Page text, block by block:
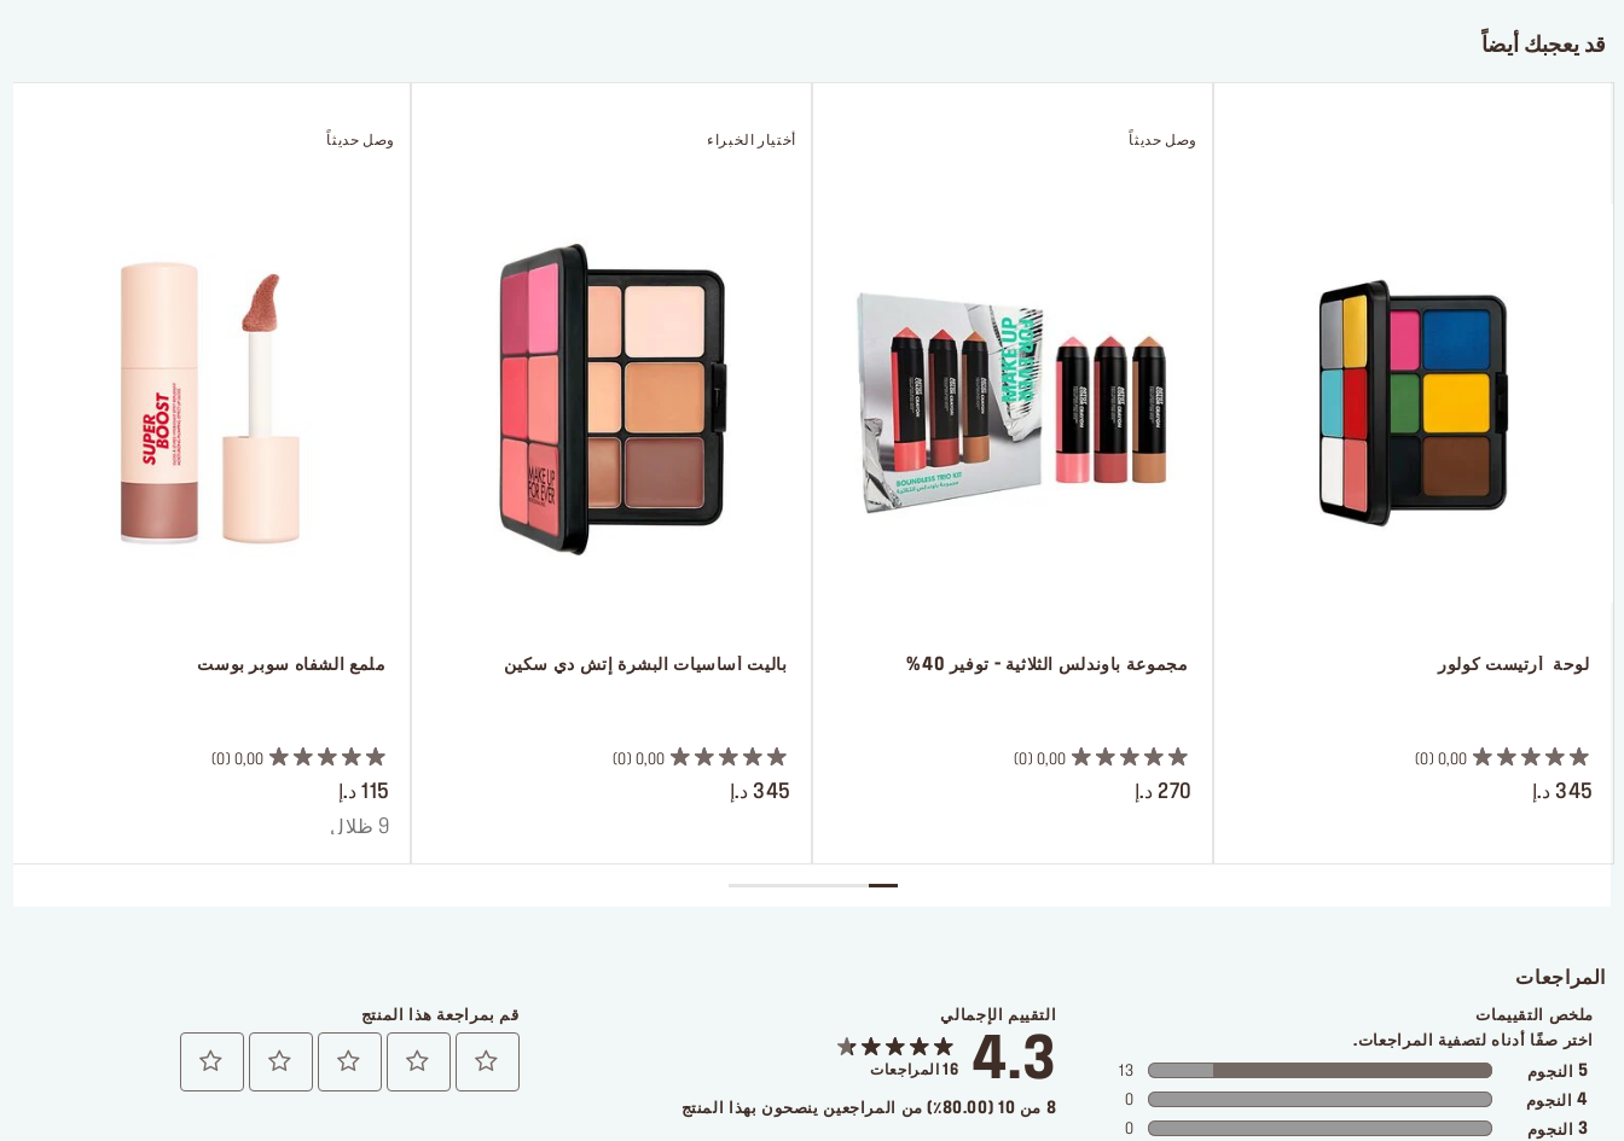
قد يعجبك أيضاً
وصل حديثاً
ملمع الشفاه سوبر بوست
0,00
0
115 د.إ
9 ظلال
أختيار الخبراء
باليت أساسيات البشرة إتش دي سكين
0,00
0
345 د.إ
وصل حديثاً
مجموعة باوندلس الثلاثية - توفير 40%
0,00
0
270 د.إ
لوحة  أرتيست كولور
0,00
0
345 د.إ
المراجعات
ملخص التقييمات
اختر صفًا أدناه لتصفية المراجعات.
5
النجوم 13
4 النجوم 0
3 النجوم 0
التقييم الإجمالي
4.3
16 المراجعات
8 من 10 (80.00٪) من المراجعين ينصحون بهذا المنتج
قم بمراجعة هذا المنتج